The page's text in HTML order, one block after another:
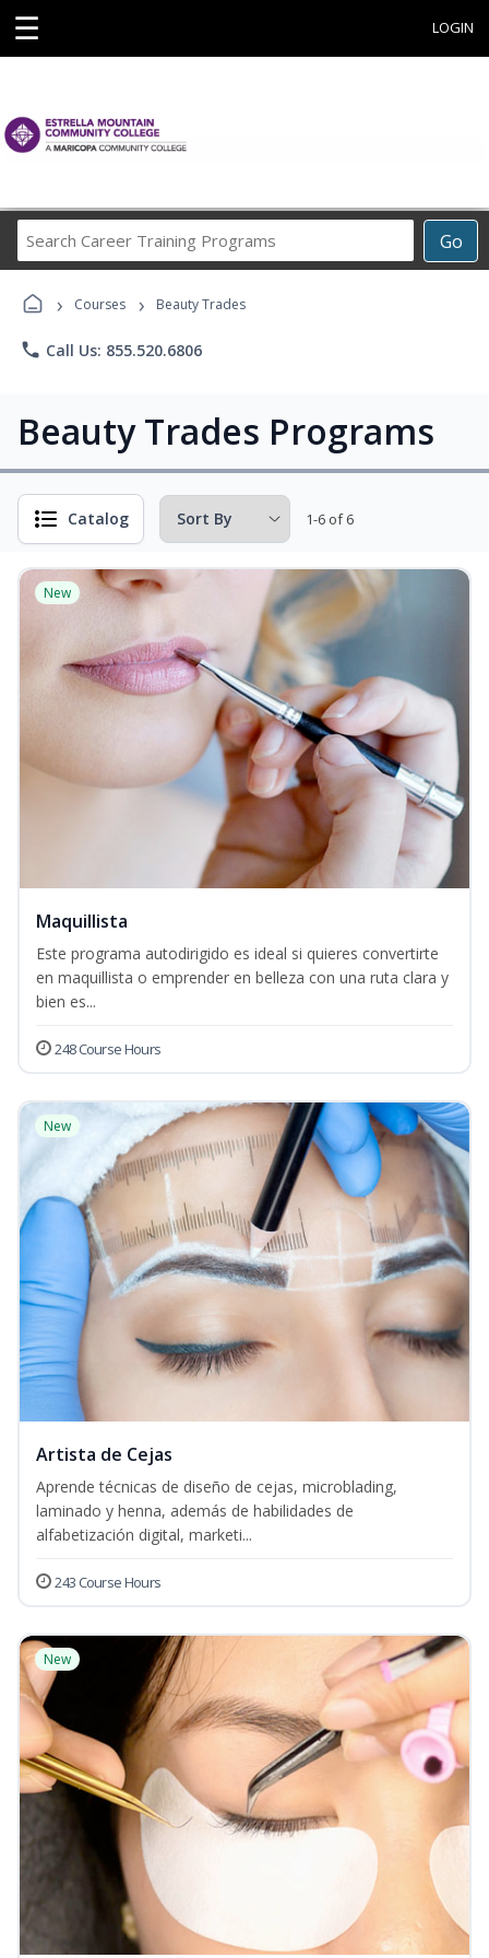
☰ LOGIN
Go
Career
Programs
› Courses › Beauty Trades
phone Call Us: 855.520.6806
Beauty Trades Programs
Catalog 1-6 of 6
New
Maquillista
Este programa autodirigido es ideal si quieres convertirte
en maquillista o emprender en belleza con una ruta clara y
bien es...
248 Course Hours
New
Artista de Cejas
Aprende técnicas de diseño de cejas, microblading,
laminado y henna, además de habilidades de
alfabetización digital, marketi...
243 Course Hours
New